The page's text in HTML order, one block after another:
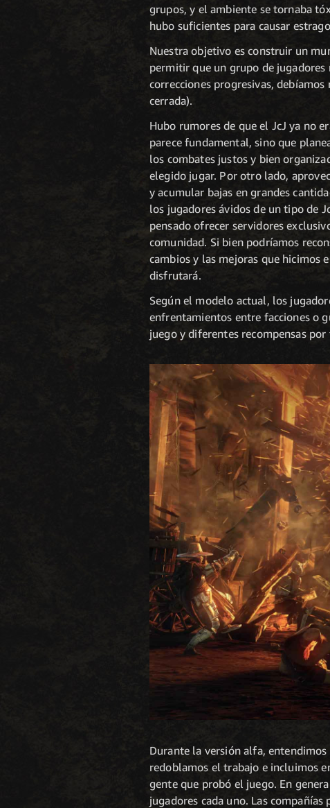
grupos, y el ambiente se tornaba
hubo suficientes para causar
Nuestra objetivo es construir un
permitir que un grupo de jugadores
correcciones progresivas,
cerrada).
Hubo rumores de que el JcJ ya no
parece fundamental, sino que
los combates justos y bien
elegido jugar. Por otro lado,
y acumular bajas en grandes
los jugadores ávidos de un tipo de
pensado ofrecer servidores
comunidad. Si bien podríamos
cambios y las mejoras que hicimos
disfrutará.
Según el modelo actual, los
enfrentamientos entre facciones o
juego y diferentes recompensas
Durante la versión alfa,
redoblamos el trabajo e incluimos
gente que probó el juego. En
jugadores cada uno. Las